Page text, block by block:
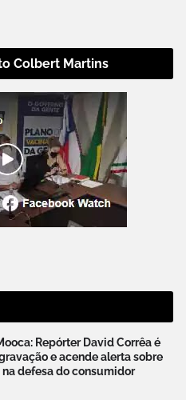
Colbert Martins
Repórter David Corrêa é
e acende alerta sobre
defesa do consumidor